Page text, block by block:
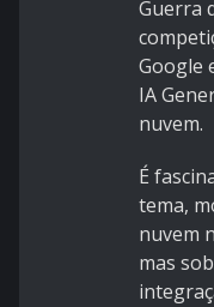
Guerra
Google
IA
nuvem.
É
tema,
nuvem
mas